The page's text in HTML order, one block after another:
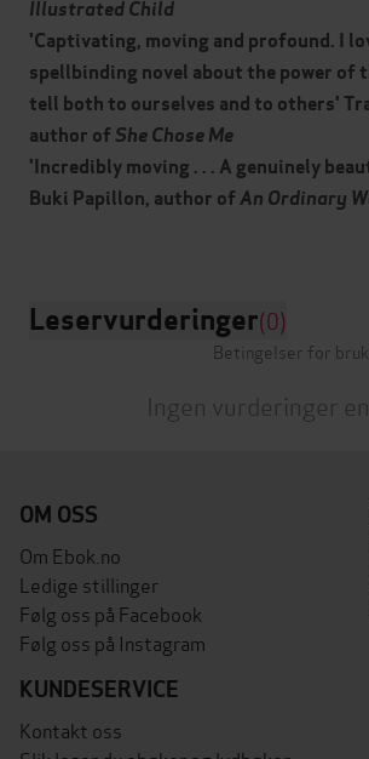
Illustrated Child
'Captivating, moving and profound. I
spellbinding novel about the power of
tell both to ourselves and to others'
author of She Chose Me
'Incredibly moving . . . A genuinely
Buki Papillon, author ofAn Ordinary
Leservurderinger(0)
Betingelser for
Ingen vurderinger
OM OSS
Om Ebok.no
Ledige stillinger
Følg oss på Facebook
Følg oss på Instagram
KUNDESERVICE
Kontakt oss